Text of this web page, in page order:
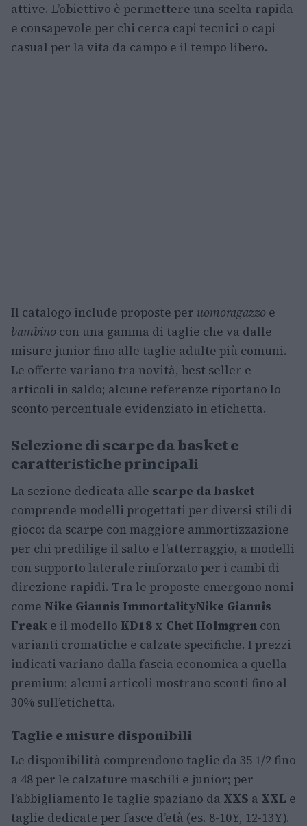
attive. L’obiettivo è permettere una scelta rapida
e consapevole per chi cerca capi tecnici o capi
casual per la vita da campo e il tempo libero.
Il catalogo include proposte per uomoragazzo e
bambino con una gamma di taglie che va dalle
misure junior fino alle taglie adulte più comuni.
Le offerte variano tra novità, best seller e
articoli in saldo; alcune referenze riportano lo
sconto percentuale evidenziato in etichetta.
Selezione di scarpe da basket e
caratteristiche principali
La sezione dedicata alle scarpe da basket
comprende modelli progettati per diversi stili di
gioco: da scarpe con maggiore ammortizzazione
per chi predilige il salto e l’atterraggio, a modelli
con supporto laterale rinforzato per i cambi di
direzione rapidi. Tra le proposte emergono nomi
come Nike Giannis ImmortalityNike Giannis
Freak e il modello KD18 x Chet Holmgren con
varianti cromatiche e calzate specifiche. I prezzi
indicati variano dalla fascia economica a quella
premium; alcuni articoli mostrano sconti fino al
30% sull’etichetta.
Taglie e misure disponibili
Le disponibilità comprendono taglie da 35 1/2 fino
a 48 per le calzature maschili e junior; per
l’abbigliamento le taglie spaziano da XXS a XXL e
taglie dedicate per fasce d’età (es. 8-10Y, 12-13Y).